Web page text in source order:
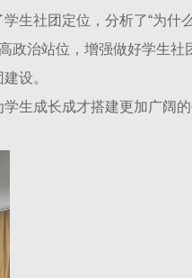
生社团定位，分析了“为什
政治站位，增强做好学生社
设。
生成长成才搭建更加广阔的